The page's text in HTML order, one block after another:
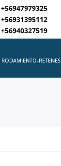
+56947979325
+56931395112
+56940327519
RODAMIENTO-RETENES